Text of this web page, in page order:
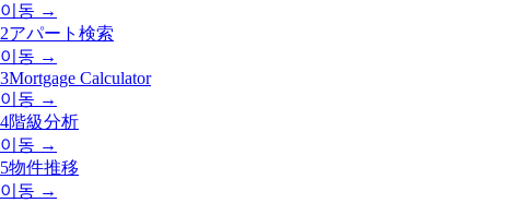
이동 →
2アパート検索
이동 →
3Mortgage Calculator
이동 →
4階級分析
이동 →
5物件推移
이동 →